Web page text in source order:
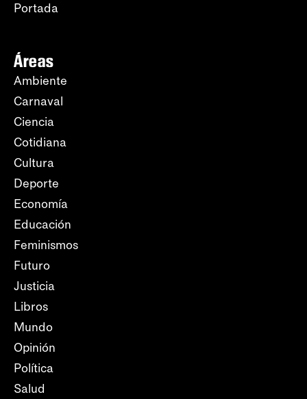
Portada
Áreas
Ambiente
Carnaval
Ciencia
Cotidiana
Cultura
Deporte
Economía
Educación
Feminismos
Futuro
Justicia
Libros
Mundo
Opinión
Política
Salud